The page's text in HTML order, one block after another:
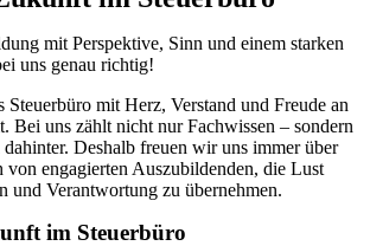
mit Perspektive, Sinn und einem starken
uns genau richtig!
Steuerbüro mit Herz, Verstand und Freude an
Bei uns zählt nicht nur Fachwissen – sondern
Deshalb freuen wir uns immer über
engagierten Auszubildenden, die Lust
und Verantwortung zu übernehmen.
im Steuerbüro